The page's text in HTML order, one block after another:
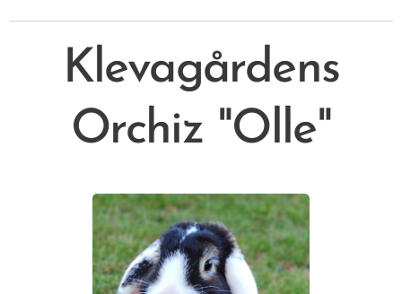
Klevagårdens
Orchiz "Olle"